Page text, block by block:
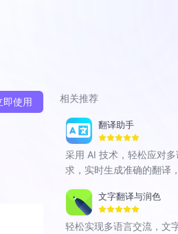
即使用 相关推荐
翻译助手
采用 AI 技术，轻松应对
求，实时生成准确的翻译
文字翻译与润色
轻松实现多语言交流，文